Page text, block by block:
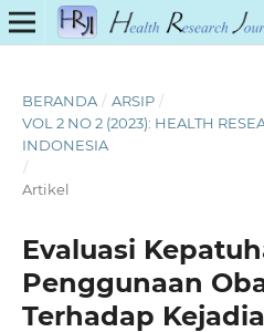
BERANDA / ARSIP /
VOL 2 NO 2 (2023): HEALTH
INDONESIA
/
Artikel
Evaluasi
Penggunaan
Terhadap